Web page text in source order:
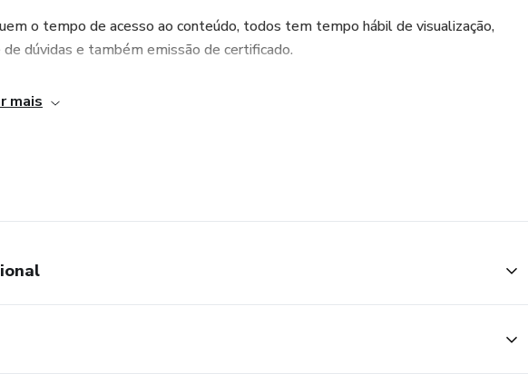
o tempo de acesso ao conteúdo, todos tem tempo hábil de visualização,
dúvidas e também emissão de certificado.
por 365 dias*
mais